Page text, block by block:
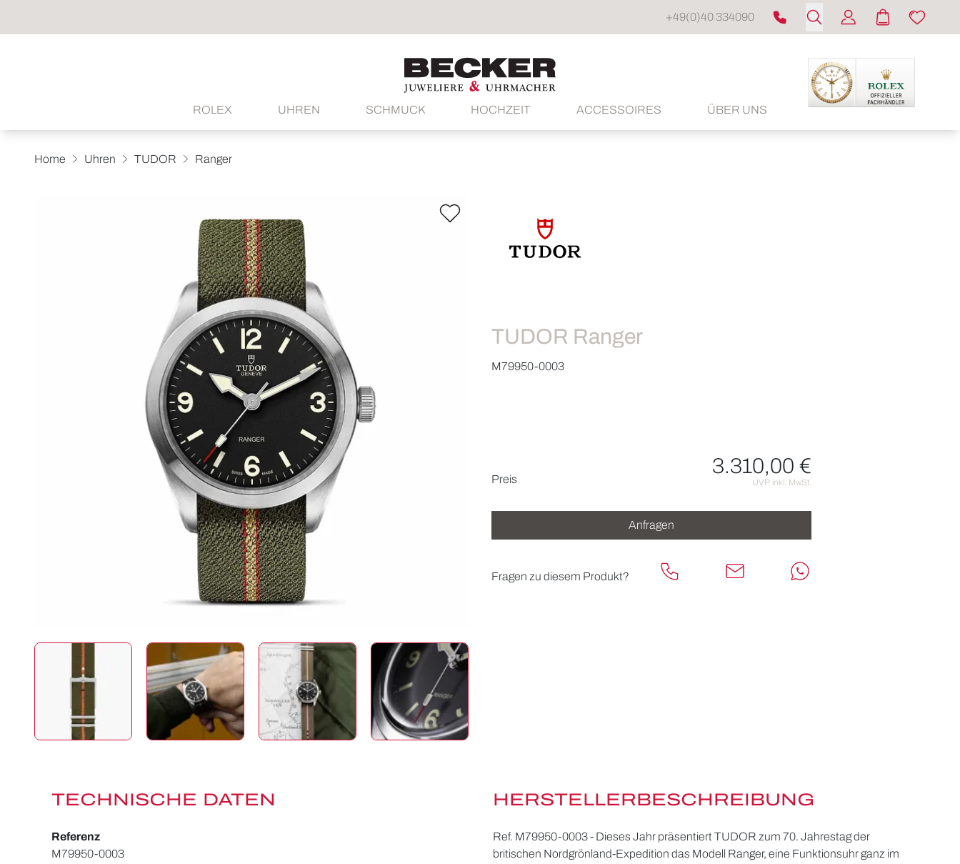
+49(0)40 334090
ROLEX UHREN SCHMUCK HOCHZEIT ACCESSOIRES ÜBER UNS
Home Uhren TUDOR Ranger
TUDOR Ranger
M79950-0003
Preis
3.310,00 €
UVP inkl. MwSt.
Anfragen
Fragen zu diesem Produkt?
TECHNISCHE DATEN
Referenz
M79950-0003
HERSTELLERBESCHREIBUNG
Ref. M79950-0003 - Dieses Jahr präsentiert TUDOR zum 70. Jahrestag der
britischen Nordgrönland-Expedition das Modell Ranger, eine Funktionsuhr ganz im